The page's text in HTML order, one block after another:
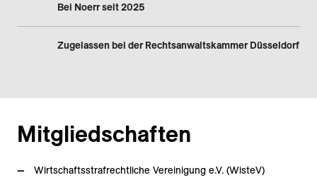
Bei Noerr seit 2025
Zugelassen bei der Rechtsanwaltskammer Düsseldorf
Mitgliedschaften
Wirtschaftsstrafrechtliche Vereinigung e.V. (WisteV)